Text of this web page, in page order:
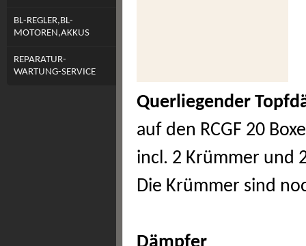
BL-REGLER,BL-
MOTOREN,AKKUS
REPARATUR-
WARTUNG-SERVICE
Querliegender
auf den RCGF 20
incl. 2 Krümmer und
Die Krümmer sind